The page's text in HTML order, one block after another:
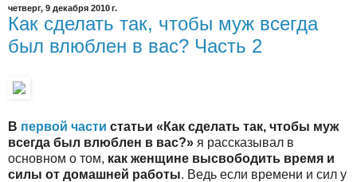
четверг, 9 декабря 2010 г.
Как сделать так, чтобы муж всегда
был влюблен в вас? Часть 2
В первой части статьи «Как сделать так, чтобы муж
всегда был влюблен в вас?» я рассказывал в
основном о том, как женщине высвободить время и
силы от домашней работы. Ведь если времени и сил у